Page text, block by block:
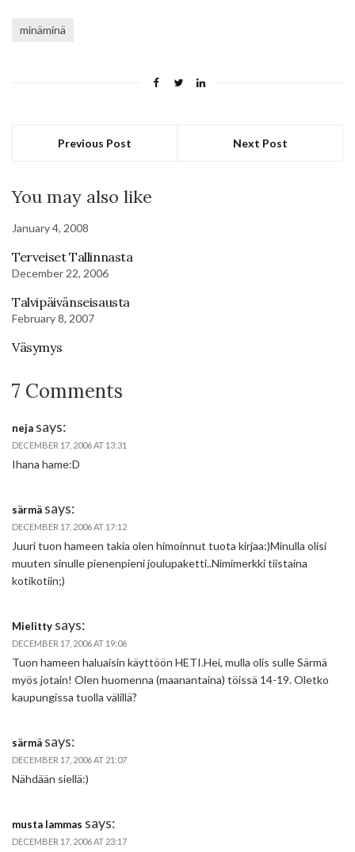
minäminä
Previous Post Next Post
You may also like
January 4, 2008
Terveiset Tallinnasta
December 22, 2006
Talvipäivänseisausta
February 8, 2007
Väsymys
7 Comments
neja says:
DECEMBER 17, 2006 AT 13:31
Ihana hame:D
särmä says:
DECEMBER 17, 2006 AT 17:12
Juuri tuon hameen takia olen himoinnut tuota kirjaa:)Minulla olisi
muuten sinulle pienenpieni joulupaketti..Nimimerkki tiistaina
kotikotiin;)
Mielitty says:
DECEMBER 17, 2006 AT 19:06
Tuon hameen haluaisin käyttöön HETI.Hei, mulla olis sulle Särmä
myös jotain! Olen huomenna (maanantaina) töissä 14-19. Oletko
kaupungissa tuolla välillä?
särmä says:
DECEMBER 17, 2006 AT 21:07
Nähdään siellä:)
musta lammas says:
DECEMBER 17, 2006 AT 23:17